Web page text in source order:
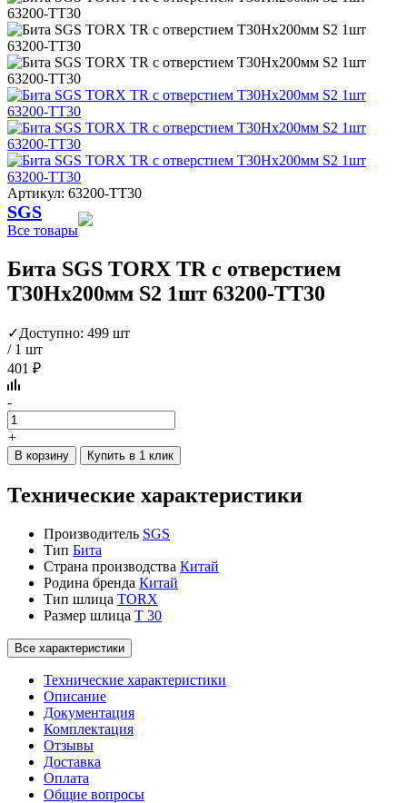
Артикул: 63200-TT30
SGS
Все товары
Бита SGS TORX TR с отверстием
T30Hх200мм S2 1шт 63200-TT30
✓Доступно: 499 шт
/ 1 шт
401 ₽
-
+
В корзину Купить в 1 клик
Технические характеристики
Производитель SGS
Тип Бита
Страна производства Китай
Родина бренда Китай
Тип шлица TORX
Размер шлица T 30
Все характеристики
Технические характеристики
Описание
Документация
Комплектация
Отзывы
Доставка
Оплата
Общие вопросы